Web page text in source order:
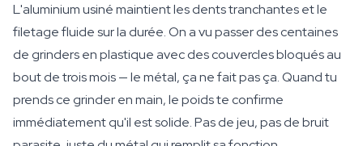
L'aluminium usiné maintient les dents tranchantes et le
filetage fluide sur la durée. On a vu passer des centaines
de grinders en plastique avec des couvercles bloqués au
bout de trois mois — le métal, ça ne fait pas ça. Quand tu
prends ce grinder en main, le poids te confirme
immédiatement qu'il est solide. Pas de jeu, pas de bruit